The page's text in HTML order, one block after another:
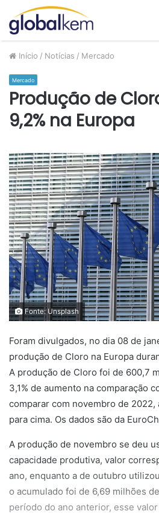
Início / Notícias / Mercado
Mercado
Produção de
9,2% na Europa
Fonte: Unsplash
Foram divulgados, no dia 08 de
produção de Cloro na Europa
A produção de Cloro foi de 600,7
3,1% de aumento na comparação
comparar com novembro de 2022,
para cima. Os dados são da
A produção de novembro se deu
capacidade produtiva, valor
ano, enquanto a de outubro
o acumulado foi de 6,69 milhões
período do ano anterior, esse